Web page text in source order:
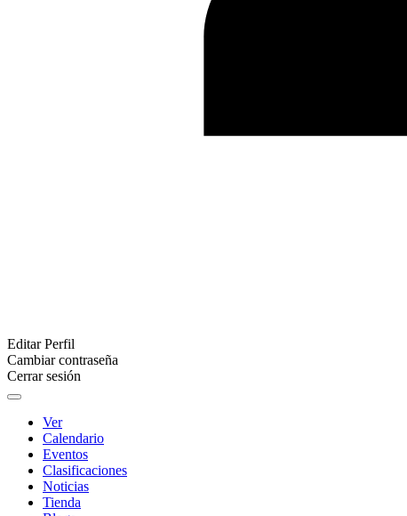
Editar Perfil
Cambiar contraseña
Cerrar sesión
Ver
Calendario
Eventos
Clasificaciones
Noticias
Tienda